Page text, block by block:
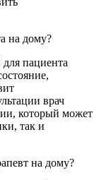
на дому?
пациента
врач
который может
так и
на дому?